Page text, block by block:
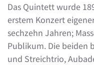
Das Quintett wurde
erstem Konzert
sechzehn Jahren;
Publikum. Die beiden
und Streichtrio,